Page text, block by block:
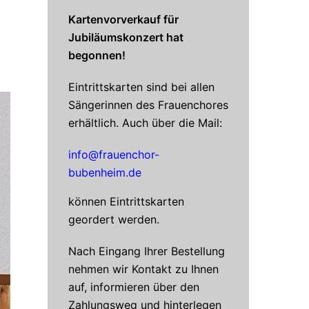
Kartenvorverkauf für
Jubiläumskonzert hat
begonnen!
Eintrittskarten sind bei allen
Sängerinnen des Frauenchores
erhältlich. Auch über die Mail:
info@frauenchor-
bubenheim.de
können Eintrittskarten
geordert werden.
Nach Eingang Ihrer Bestellung
nehmen wir Kontakt zu Ihnen
auf, informieren über den
Zahlungsweg und hinterlegen